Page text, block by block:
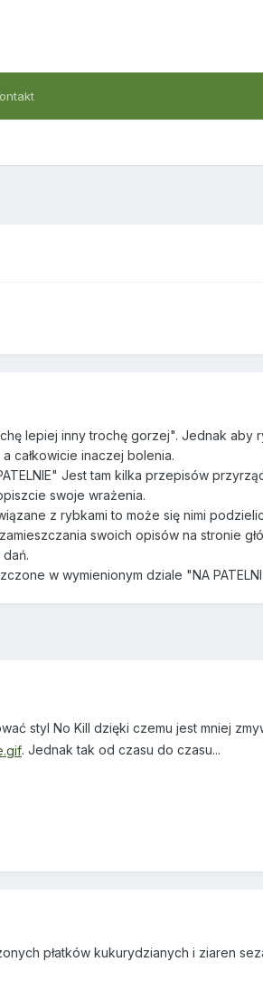
lepiej inny trochę gorzej". Jednak aby
całkowicie inaczej bolenia.
Jest tam kilka przepisów
swoje wrażenia.
z rybkami to może się nimi
swoich opisów na stronie
w wymienionym dziale "NA
styl No Kill dzięki czemu jest mniej
. Jednak tak od czasu do czasu...
płatków kukurydzianych i ziaren